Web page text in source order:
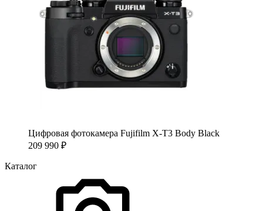
Цифровая фотокамера Fujifilm X-T3 Body Black
209 990 ₽
Каталог